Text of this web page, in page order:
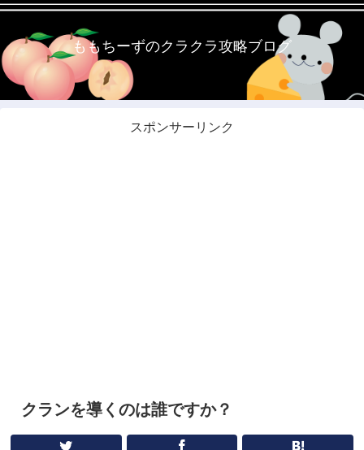
ももちーずのクラクラ攻略ブログ
スポンサーリンク
クランを導くのは誰ですか？